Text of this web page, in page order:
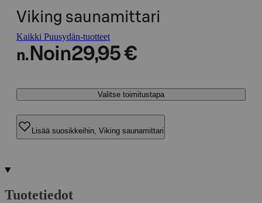
Viking saunamittari
Kaikki Puusydän-tuotteet
n. Noin29,95 €
Valitse toimitustapa
Lisää suosikkeihin, Viking saunamittari
Tuotetiedot